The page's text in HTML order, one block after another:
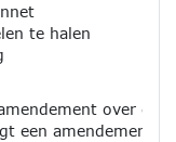
te halen
over de
een amendement